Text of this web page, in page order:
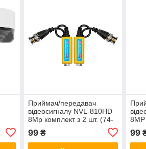
Приймач/передавач
відеосигналу NVL-810HD
8Mp комплект з 2 шт. (74-
99₴ 99